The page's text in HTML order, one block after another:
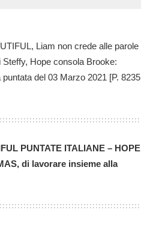
Liam non crede alle parole
Steffy, Hope consola Brooke:
del 03 Marzo 2021 [P. 8235
PUNTATE ITALIANE – HOPE
di lavorare insieme alla